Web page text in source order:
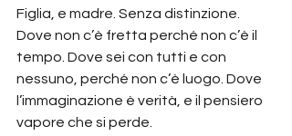
Figlia, e madre. Senza distinzione.
Dove non c’è fretta perché non c’è il
tempo. Dove sei con tutti e con
nessuno, perché non c’è luogo. Dove
l’immaginazione è verità, e il pensiero
vapore che si perde.